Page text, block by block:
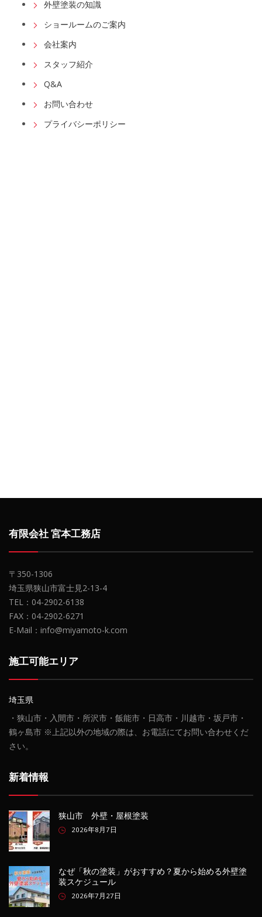
外壁塗装の知識
ショールームのご案内
会社案内
スタッフ紹介
Q&A
お問い合わせ
プライバシーポリシー
有限会社 宮本工務店
〒350-1306
埼玉県狭山市富士見2-13-4
TEL：04-2902-6138
FAX：04-2902-6271
E-Mail：info@miyamoto-k.com
施工可能エリア
埼玉県
・狭山市・入間市・所沢市・飯能市・日高市・川越市・坂戸市・
鶴ヶ島市 ※上記以外の地域の際は、お電話にてお問い合わせくだ
さい。
新着情報
狭山市 外壁・屋根塗装
2026年8月7日
なぜ「秋の塗装」がおすすめ？夏から始める外壁塗
装スケジュール
2026年7月27日